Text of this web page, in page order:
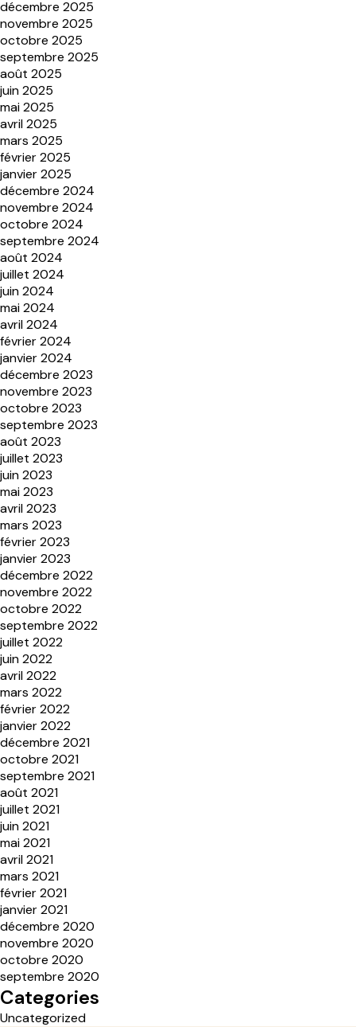
décembre 2025
novembre 2025
octobre 2025
septembre 2025
août 2025
juin 2025
mai 2025
avril 2025
mars 2025
février 2025
janvier 2025
décembre 2024
novembre 2024
octobre 2024
septembre 2024
août 2024
juillet 2024
juin 2024
mai 2024
avril 2024
février 2024
janvier 2024
décembre 2023
novembre 2023
octobre 2023
septembre 2023
août 2023
juillet 2023
juin 2023
mai 2023
avril 2023
mars 2023
février 2023
janvier 2023
décembre 2022
novembre 2022
octobre 2022
septembre 2022
juillet 2022
juin 2022
avril 2022
mars 2022
février 2022
janvier 2022
décembre 2021
octobre 2021
septembre 2021
août 2021
juillet 2021
juin 2021
mai 2021
avril 2021
mars 2021
février 2021
janvier 2021
décembre 2020
novembre 2020
octobre 2020
septembre 2020
Categories
Uncategorized